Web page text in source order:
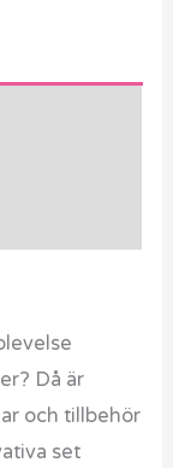
Då är
och tillbehör
set